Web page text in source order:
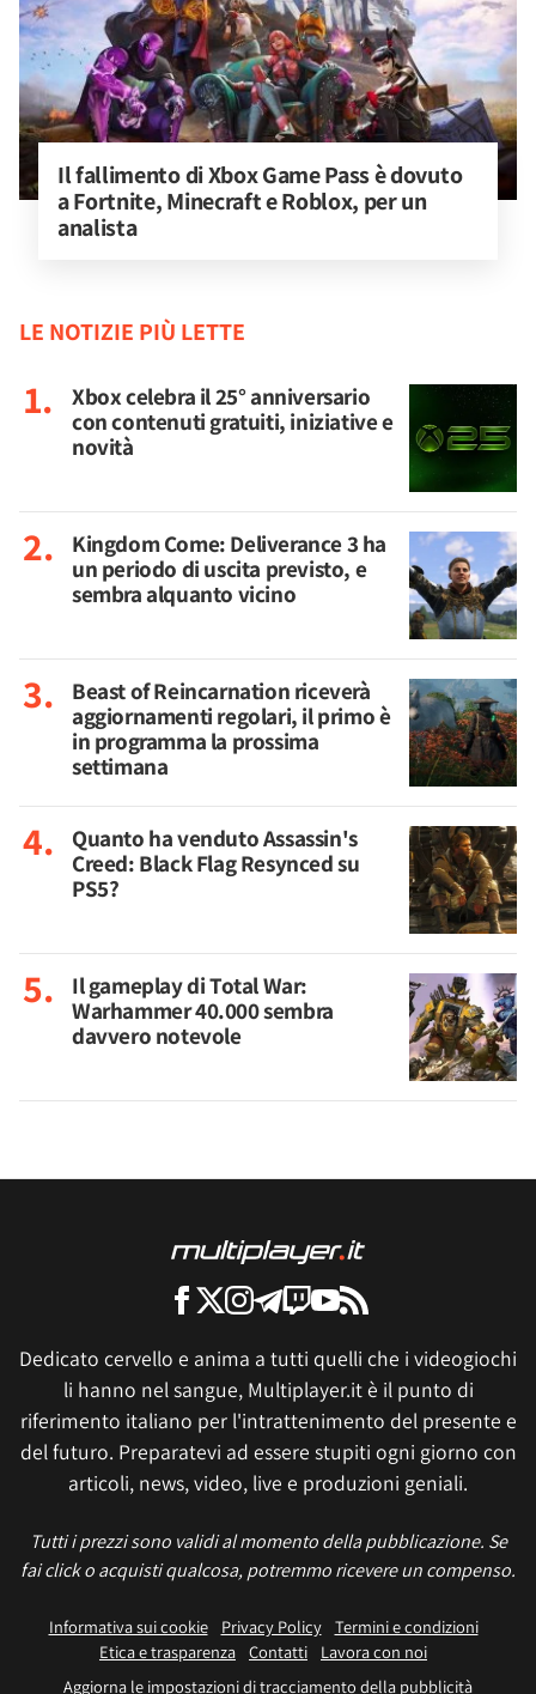
Il fallimento di Xbox Game Pass è dovuto
a Fortnite, Minecraft e Roblox, per un
analista
LE NOTIZIE PIÙ LETTE
Xbox celebra il 25° anniversario
con contenuti gratuiti, iniziative e
novità
Kingdom Come: Deliverance 3 ha
un periodo di uscita previsto, e
sembra alquanto vicino
Beast of Reincarnation riceverà
aggiornamenti regolari, il primo è
in programma la prossima
settimana
Quanto ha venduto Assassin's
Creed: Black Flag Resynced su
PS5?
Il gameplay di Total War:
Warhammer 40.000 sembra
davvero notevole
Dedicato cervello e anima a tutti quelli che i videogiochi
li hanno nel sangue, Multiplayer.it è il punto di
riferimento italiano per l'intrattenimento del presente e
del futuro. Preparatevi ad essere stupiti ogni giorno con
articoli, news, video, live e produzioni geniali.
Tutti i prezzi sono validi al momento della pubblicazione. Se
fai click o acquisti qualcosa, potremmo ricevere un compenso.
Informativa sui cookie Privacy Policy
Termini e condizioni
Etica e trasparenza Contatti
Lavora con noi
Aggiorna le impostazioni di tracciamento della pubblicità